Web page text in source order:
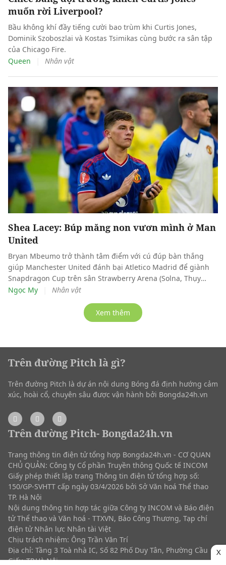
muốn rời Liverpool?
Bầu không khí đầy tiếng cười bao trùm khi Curtis Jones,
Dominik Szoboszlai và Kostas Tsimikas cùng bước ra sân tập
của Chicago Fire.
Queen
Nhân vật
Shea Lacey: Búp măng non vươn mình ở Man
United
Bryan Mbeumo trở thành tâm điểm với cú đúp bàn thắng
giúp Manchester United đánh bại Atletico Madrid để giành
Snapdragon Cup trên sân Strawberry Arena (Solna, Thụy
Điển). Phía sau màn trình diễn bùng nổ ấy, người hâm mộ
Lacey tiếp tục tạo nên dấu ấn đậm nét.
Ngọc My Nhân vật
Xem thêm
Trên đường Pitch là gì?
Trên đường Pitch là dự án nội dung Bóng đá định hướng cảm
xúc, hoài cổ, chuyên sâu được vận hành bởi Bongda24h.vn
Trên đường Pitch- Bongda24h.vn
Trang thông tin điện tử tổng hợp Bongda24h.vn - CƠ QUAN
CHỦ QUẢN: Công ty Cổ phần Truyền thông Quốc tế INCOM
Giấy phép thiết lập trang Thông tin điện tử tổng hợp số:
150/GP-SVHTT cấp ngày 03/4/2026 bởi Sở Văn hoá Thể thao
TP. Hà Nội
Nội dung thông tin hợp tác giữa Công ty INCOM và Báo điện
tử Thể thao và Văn hoá - TTXVN, Báo Công Thương, Tạp chí
điện tử Nhân lực Nhân tài Việt
Chịu trách nhiệm: Ông Trần Văn Trí
Địa chỉ: Tầng 3 Toà nhà IC, Số 82 Phố Duy Tân, Phường Cầu
Giấy, TP.Hà Nội
X